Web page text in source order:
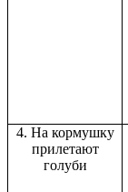
4. На кормушку
прилетают
голуби